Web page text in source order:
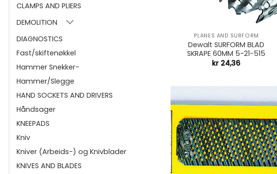
CLAMPS AND PLIERS
DEMOLITION
DIAGNOSTICS
Fast/skiftenøkkel
Hammer Snekker-
Hammer/Slegge
HAND SOCKETS AND DRIVERS
Håndsager
KNEEPADS
Kniv
Kniver (Arbeids-) og Knivblader
KNIVES AND BLADES
PLANES AND SURFORM
Dewalt SURFORM BLAD
SKRAPE 60MM 5-21-515
kr 24,36